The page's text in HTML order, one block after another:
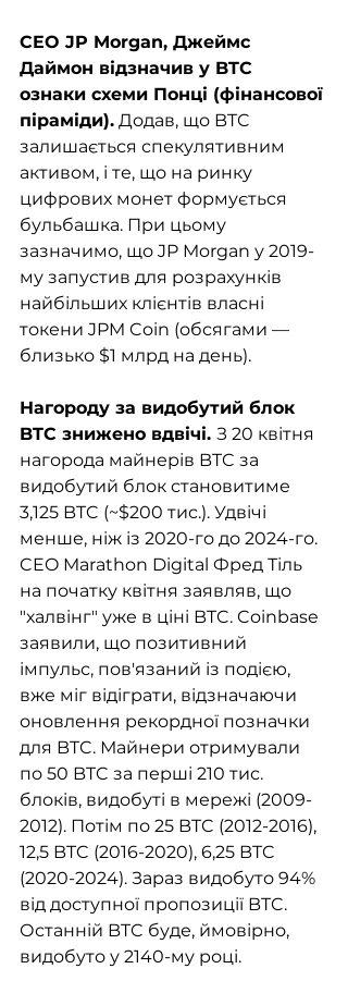
CEO JP Morgan, Джеймс
Даймон відзначив у BTC
ознаки схеми Понці (фінансової
піраміди). Додав, що BTC
залишається спекулятивним
активом, і те, що на ринку
цифрових монет формується
бульбашка. При цьому
зазначимо, що JP Morgan у 2019-
му запустив для розрахунків
найбільших клієнтів власні
токени JPM Coin (обсягами —
близько $1 млрд на день).
Нагороду за видобутий блок
BTC знижено вдвічі. З 20 квітня
нагорода майнерів BTC за
видобутий блок становитиме
3,125 BTC (~$200 тис.). Удвічі
менше, ніж із 2020-го до 2024-го.
CEO Marathon Digital Фред Тіль
на початку квітня заявляв, що
"халвінг" уже в ціні BTC. Coinbase
заявили, що позитивний
імпульс, пов'язаний із подією,
вже міг відіграти, відзначаючи
оновлення рекордної позначки
для BTC. Майнери отримували
по 50 BTC за перші 210 тис.
блоків, видобуті в мережі (2009-
2012). Потім по 25 BTC (2012-2016),
12,5 BTC (2016-2020), 6,25 BTC
(2020-2024). Зараз видобуто 94%
від доступної пропозиції BTC.
Останній BTC буде, ймовірно,
видобуто у 2140-му році.